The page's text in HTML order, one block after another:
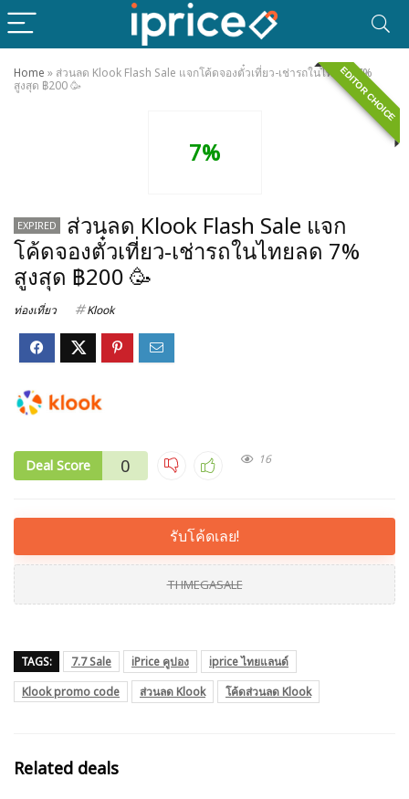
Home » ส่วนลด Klook Flash Sale แจกโค้ดจองตั๋วเที่ยว-เช่ารถในไทยลด 7%
สูงสุด ฿200 🥳
EDITOR CHOICE
7%
EXPIRED
ส่วนลด Klook Flash Sale แจก
โค้ดจองตั๋วเที่ยว-เช่ารถในไทยลด 7%
สูงสุด ฿200 🥳
ท่องเที่ยว Klook
Deal Score 0 16
รับโค้ดเลย!
THMEGASALE
TAGS: 7.7 Sale iPrice คูปอง
iprice ไทยแลนด์
Klook promo code
ส่วนลด Klook โค้ดส่วนลด Klook
Related deals